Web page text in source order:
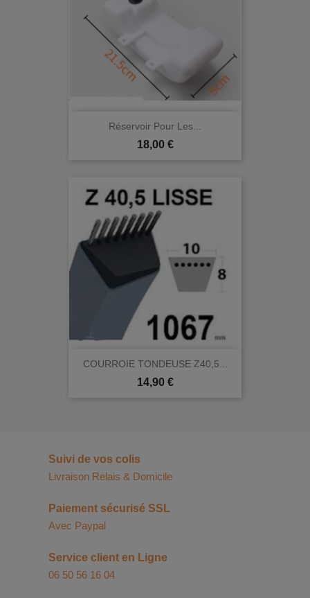
Réservoir Pour Les...
Prix
18,00 €
COURROIE TONDEUSE Z40,5...
Prix
14,90 €
Suivi de vos colis
Livraison Relais & Domicile
Paiement sécurisé SSL
Avec Paypal
Service client en Ligne
06 50 56 16 04